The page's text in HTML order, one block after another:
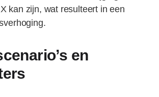
kan zijn, wat resulteert in een
en